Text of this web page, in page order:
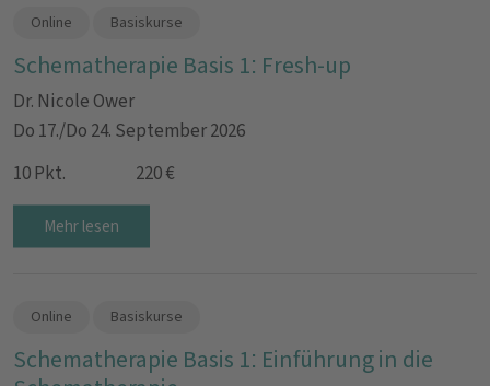
Online Basiskurse
Schematherapie Basis 1: Fresh-up
Dr. Nicole Ower
Do 17./Do 24. September 2026
10 Pkt.
220 €
Mehr lesen
Online Basiskurse
Schematherapie Basis 1: Einführung in die